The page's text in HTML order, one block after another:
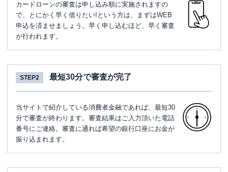
カードローンの審査は申し込み順に実施されますの
で、とにかく早く借りたい!という方は、まずはWEB
申込を済ませましょう。早く申し込むほど、早く審査
が行われます。
STEP2 最短30分で審査が完了
当サイトで紹介している消費者金融であれば、最短30
分で審査が終わります。審査結果はご入力頂いた電話
番号にご連絡。審査に通れば希望の銀行口座にお金が
振り込まれます。